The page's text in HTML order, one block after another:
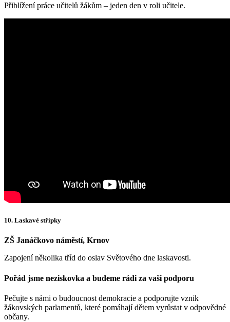
Přiblížení práce učitelů žákům – jeden den v roli učitele.
10. Laskavé střípky
ZŠ Janáčkovo náměstí, Krnov
Zapojení několika tříd do oslav Světového dne laskavosti.
Pořád jsme neziskovka a budeme rádi za vaši podporu
Pečujte s námi o budoucnost demokracie a podporujte vznik
žákovských parlamentů, které pomáhají dětem vyrůstat v odpovědné
občany.